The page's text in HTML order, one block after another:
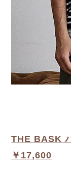
THE BASK
￥17,600